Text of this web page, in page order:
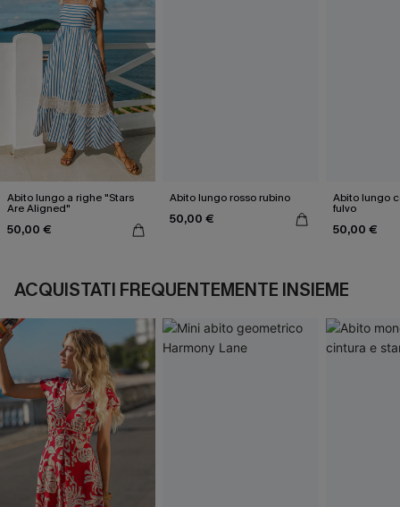
Abito lungo a righe "Stars
Are Aligned"
50,00 €
Abito lungo rosso rubino
50,00 €
Abito lungo
fulvo
50,00 €
ACQUISTATI FREQUENTEMENTE INSIEME